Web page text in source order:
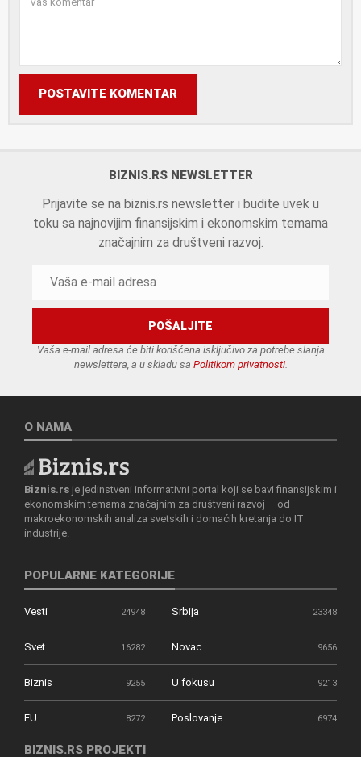
POSTAVITE KOMENTAR
BIZNIS.RS NEWSLETTER
Prijavite se na biznis.rs newsletter i budite uvek u
toku sa najnovijim finansijskim i ekonomskim temama
značajnim za društveni razvoj.
Vaša e-mail adresa će biti korišćena isključivo za potrebe slanja
newslettera, a u skladu sa Politikom privatnosti.
O NAMA
Biznis.rs je jedinstveni informativni portal koji se bavi finansijskim i
ekonomskim temama značajnim za društveni razvoj – od
makroekonomskih analiza svetskih i domaćih kretanja do IT
industrije.
POPULARNE KATEGORIJE
Vesti 24948 Srbija 23348
Svet 16282 Novac 9656
Biznis 9255 U fokusu 9213
EU 8272 Poslovanje 6974
BIZNIS.RS PROJEKTI